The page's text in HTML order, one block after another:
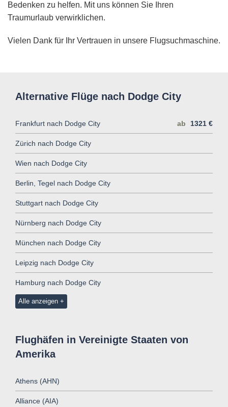
Bedenken zu helfen. Mit uns können Sie Ihren
Traumurlaub verwirklichen.
Vielen Dank für Ihr Vertrauen in unsere Flugsuchmaschine.
Alternative Flüge nach Dodge City
Frankfurt nach Dodge City ab 1321 €
Zürich nach Dodge City
Wien nach Dodge City
Berlin, Tegel nach Dodge City
Stuttgart nach Dodge City
Nürnberg nach Dodge City
München nach Dodge City
Leipzig nach Dodge City
Hamburg nach Dodge City
Alle anzeigen
Flughäfen in Vereinigte Staaten von
Amerika
Athens (AHN)
Alliance (AIA)